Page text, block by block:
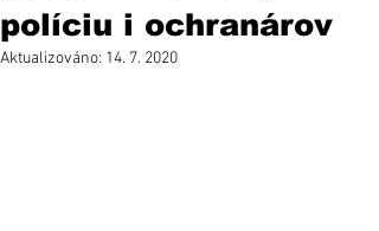
políciu i ochranárov
Aktualizováno: 14. 7. 2020